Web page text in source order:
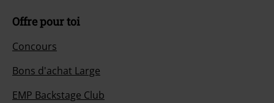
Offre pour toi
Concours
Bons d'achat Large
EMP Backstage Club